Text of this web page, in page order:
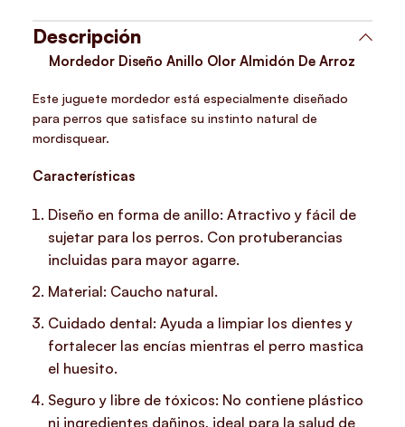
Descripción
Mordedor Diseño Anillo Olor Almidón De Arroz
Este juguete mordedor está especialmente diseñado
para perros que satisface su instinto natural de
mordisquear.
Características
Diseño en forma de anillo: Atractivo y fácil de
sujetar para los perros. Con protuberancias
incluidas para mayor agarre.
Material: Caucho natural.
Cuidado dental: Ayuda a limpiar los dientes y
fortalecer las encías mientras el perro mastica
el huesito.
Seguro y libre de tóxicos: No contiene plástico
ni ingredientes dañinos, ideal para la salud de